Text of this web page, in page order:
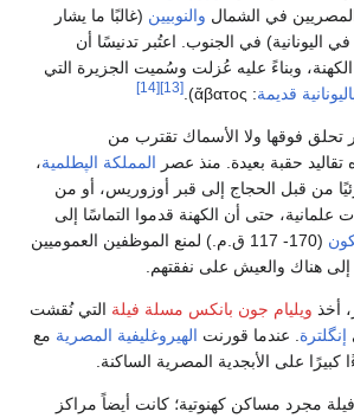
في الشمال والنوبيين (غالبًا ما يشار
في اليونانية) في الجنوب. اعتُبر تدنيسًا أن
وبناءً عليه عُزلت وسُميت الجزيرة التي
قديمة:
ἄβατος
).
[13]
[14]
تحلق فوقها ولا الأسماك تقترب من
تقاليد حقبة بعيدة. منذ عصر المملكة الپطلمية،
من قبل الحجاج إلى قبر أوزوريس، أو من
حتى أن الكهنة قدموا التماسًا إلى
(170- 117 ق.م.) لمنع الموظفين العموميين
هناك والعيش على نفقتهم.
أخذ ويليام جون بانكس مسلة فيلة التي نُقشت
إنگلترة . عندما قورنت الهيروغليفية المصرية مع
على الأبجدية المصرية الساكنة.
مجرد مساكن كهنوتية؛ كانت أيضاً مراكز